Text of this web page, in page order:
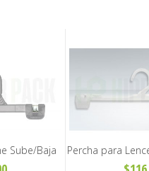
Sube/Baja
de Niños
Percha para
Grande -